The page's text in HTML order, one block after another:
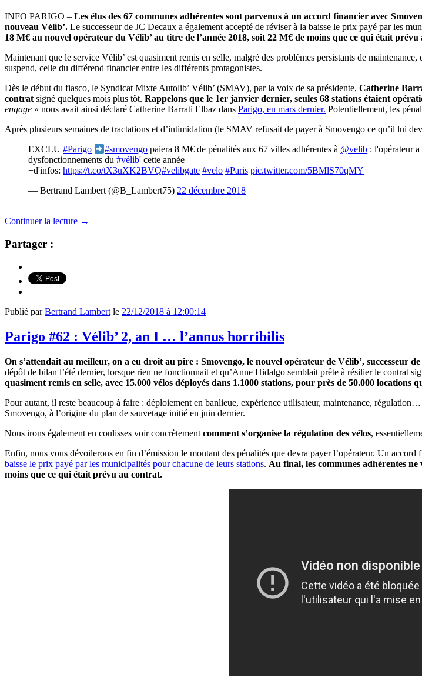
INFO PARIGO – Les élus des 67 communes adhérentes sont parvenus à un accord financier avec
nouveau Vélib’. Le successeur de JC Decaux a également accepté de réviser à la baisse le prix payé par les
18 M€ au nouvel opérateur du Vélib’ au titre de l’année 2018, soit 22 M€ de moins que ce qui était
Maintenant que le service Vélib’ est quasiment remis en selle, malgré des problèmes persistants de
suspend, celle du différend financier entre les différents protagonistes.
Dès le début du fiasco, le Syndicat Mixte Autolib’ Vélib’ (SMAV), par la voix de sa présidente, Catherine
contrat signé quelques mois plus tôt. Rappelons que le 1er janvier dernier, seules 68 stations étaient
engage » nous avait ainsi déclaré Catherine Barrati Elbaz dans Parigo, en mars dernier. Potentiellement, les
Après plusieurs semaines de tractations et d’intimidation (le SMAV refusait de payer à Smovengo ce qu’il lui
EXCLU #Parigo #smovengo paiera 8 M€ de pénalités aux 67 villes adhérentes à @velib : l'opérateur
dysfonctionnements du #vélib' cette année
+d'infos: https://t.co/tX3uXK2BVQ#velibgate #velo #Paris pic.twitter.com/5BMlS70qMY
— Bertrand Lambert (@B_Lambert75) 22 décembre 2018
Continuer la lecture →
Partager :
Publié parBertrand Lambert le 22/12/2018 à 12:00:14
Parigo #62 : Vélib’ 2, an I … l’annus horribilis
On s’attendait au meilleur, on a eu droit au pire : Smovengo, le nouvel opérateur de Vélib’, successeur
dépôt de bilan l’été dernier, lorsque rien ne fonctionnait et qu’Anne Hidalgo semblait prête à résilier le contrat
quasiment remis en selle, avec 15.000 vélos déployés dans 1.1000 stations, pour près de 50.000 locations
Pour autant, il reste beaucoup à faire : déploiement en banlieue, expérience utilisateur, maintenance, régulation…
Smovengo, à l’origine du plan de sauvetage initié en juin dernier.
Nous irons également en coulisses voir concrètement comment s’organise la régulation des vélos,
Enfin, nous vous dévoilerons en fin d’émission le montant des pénalités que devra payer l’opérateur. Un accord
baisse le prix payé par les municipalités pour chacune de leurs stations. Au final, les communes adhérentes
moins que ce qui était prévu au contrat.